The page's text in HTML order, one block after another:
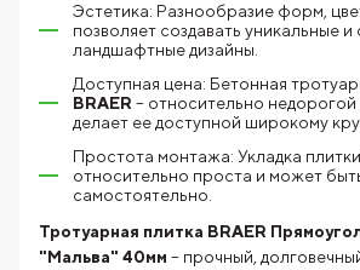
Эстетика: Разнообразие форм,
позволяет создавать уникальные и
ландшафтные дизайны.
Доступная цена: Бетонная
BRAER – относительно недорогой
делает ее доступной широкому
Простота монтажа: Укладка плитки
относительно проста и может
самостоятельно.
Тротуарная плитка BRAER
"Мальва" 40мм – прочный,